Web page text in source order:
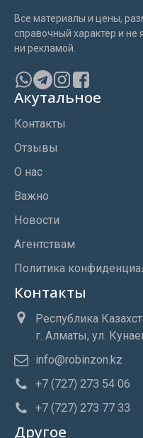
Все материалы и цены,
справочный характер и не
ни рекламой.
Акутальное
Контакты
Отзывы
О нас
Важно
Новости
Агентствам
Политика
Контакты
Республика
г. Алматы, ул.
info@robinzon.kz
+7 (727) 273 54 06
+7 (727) 273 77 33
Другое